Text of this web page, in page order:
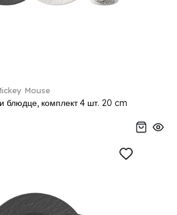
Mouse
блюдце, комплект 4 шт. 20 cm